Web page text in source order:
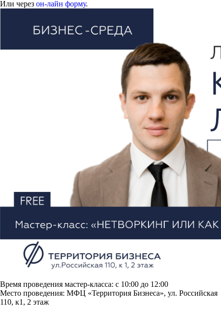
Или через он-лайн форму.
Время проведения мастер-класса: с 10:00 до 12:00
Место проведения: МФЦ «Территория Бизнеса», ул. Российская
110, к1, 2 этаж